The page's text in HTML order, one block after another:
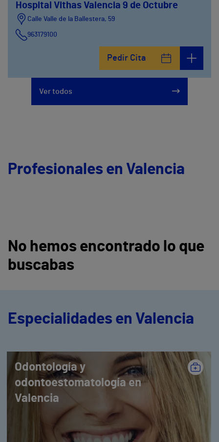
Hospital Vithas Valencia 9 de Octubre
Calle Valle de la Ballestera, 59
963179100
Pedir Cita
Ver todos
Profesionales en Valencia
No hemos encontrado lo que
buscabas
Especialidades en Valencia
Odontología y
odontoestomatología en
Valencia